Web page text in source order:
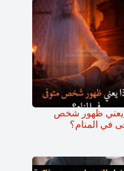
يعني ظهور شخص
في المنام؟